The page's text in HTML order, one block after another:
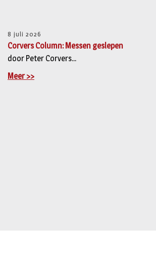
8 juli 2026
Corvers Column: Messen geslepen
door Peter Corvers...
Meer >>